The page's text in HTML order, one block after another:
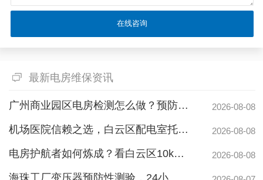
最新电房维保资讯
广州商业园区电房检测怎么做？预防性试验守护电力安全 2026-08-08
机场医院信赖之选，白云区配电室托管公司护航高频稳定用电 2026-08-08
电房护航者如何炼成？看白云区10kv配电房维保公司如何守护商业园区与地标脉搏 2026-08-08